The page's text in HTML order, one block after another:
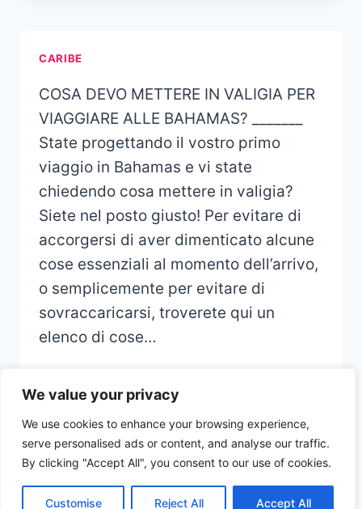
We value your privacy
We use cookies to enhance your browsing experience,
serve personalised ads or content, and analyse our traffic.
By clicking "Accept All", you consent to our use of cookies.
Customise Reject All Accept All
CARIBE
COSA DEVO METTERE IN VALIGIA PER
VIAGGIARE ALLE BAHAMAS? _______
State progettando il vostro primo
viaggio in Bahamas e vi state
chiedendo cosa mettere in valigia?
Siete nel posto giusto! Per evitare di
accorgersi di aver dimenticato alcune
cose essenziali al momento dell’arrivo,
o semplicemente per evitare di
sovraccaricarsi, troverete qui un
elenco di cose…
© 2026 CHECKLIST VOYAGE - Thème
WordPress parKadence WP